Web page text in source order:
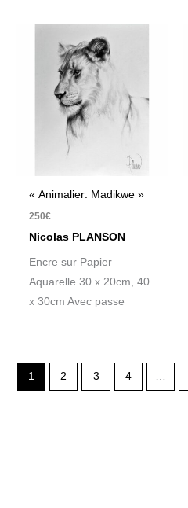
« Animalier: Madikwe »
250€
Nicolas PLANSON
Encre sur Papier
Aquarelle 30 x 20cm, 40
x 30cm Avec passe
1 2 3 4 …